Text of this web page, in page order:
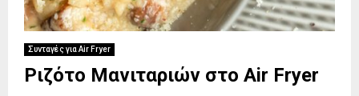
Συνταγές για Air Fryer
Ριζότο Μανιταριών στο Air Fryer